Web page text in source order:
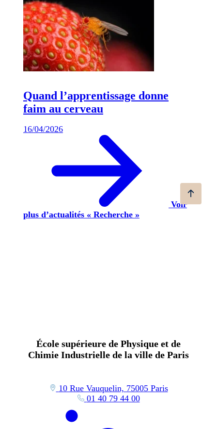
Quand l’apprentissage donne
faim au cerveau
16/04/2026
Voir
plus d’actualités « Recherche »
École supérieure de Physique et de
Chimie Industrielle de la ville de Paris
10 Rue Vauquelin, 75005 Paris
01 40 79 44 00